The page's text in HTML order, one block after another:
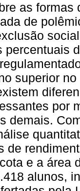
as formas
de
percentuais
superior
por
demais.
de
e a área
alunos,